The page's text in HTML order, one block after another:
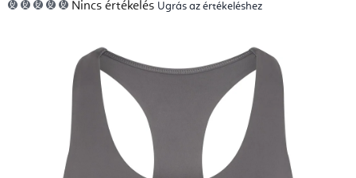
termék
0,0
csillag.
Nincs értékelés Ugrás az értékeléshez